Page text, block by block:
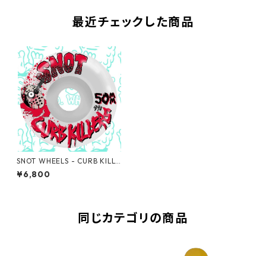
最近チェックした商品
SNOT WHEELS - CURB KILLE
RS 50MM 99A -
¥6,800
同じカテゴリの商品